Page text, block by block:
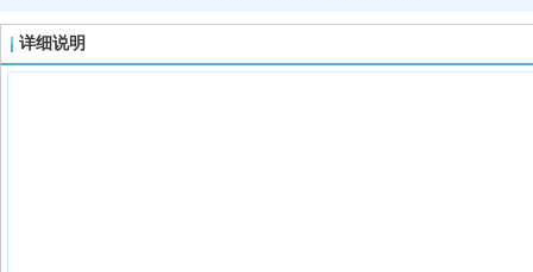
详细说明